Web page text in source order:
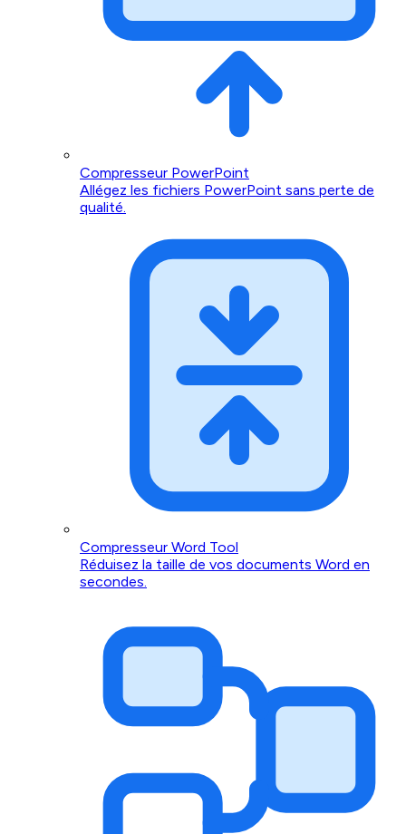
Compresseur PowerPoint
Allégez les fichiers PowerPoint sans perte de
qualité.
Compresseur Word Tool
Réduisez la taille de vos documents Word en
secondes.